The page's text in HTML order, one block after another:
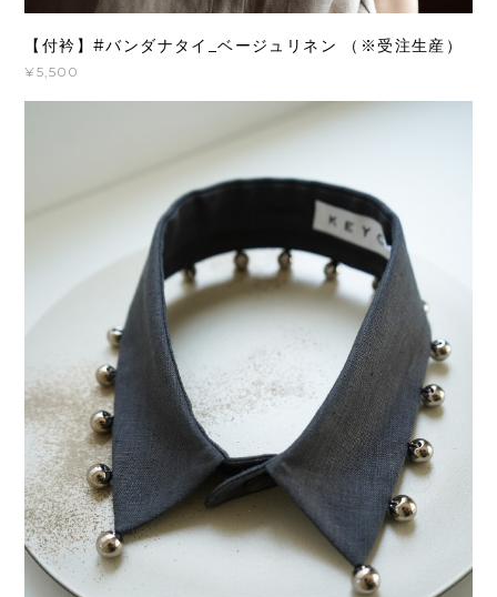
【付衿】#バンダナタイ_ベージュリネン （※受注生産）
¥5,500